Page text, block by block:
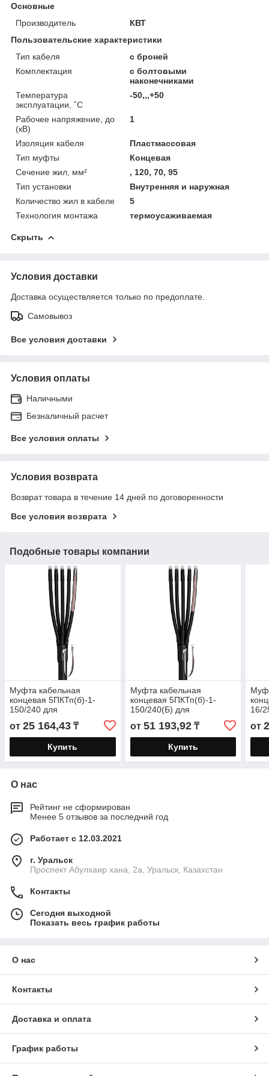
Основные
Производитель
КВТ
Пользовательские характеристики
Тип кабеля
с броней
Комплектация
с болтовыми
наконечниками
Температура
эксплуатации, ˚С
-50,,,+50
Рабочее напряжение, до
(кВ)
1
Изоляция кабеля
Пластмассовая
Тип муфты
Концевая
Сечение жил, мм²
, 120, 70, 95
Тип установки
Внутренняя и наружная
Количество жил в кабеле
5
Технология монтажа
термоусаживаемая
Скрыть
Условия доставки
Доставка осуществляется только по предоплате.
Самовывоз
Все условия доставки
Условия оплаты
Наличными
Безналичный расчет
Все условия оплаты
Условия возврата
Возврат товара в течение 14 дней по договоренности
Все условия возврата
Подобные товары компании
Муфта кабельная
концевая 5ПКТп(б)-1-
150/240 для
бронированных кабелей с
пластмассовой и ЭПР
изоляцией до 1кВ
от 25 164,43 ₸
Купить
Муфта кабельная
концевая 5ПКТп(б)-1-
150/240(Б) для
бронированных кабелей с
пластмассовой и ЭПР
изоляцией до
от 51 193,92₸
Купить
16/
от
О нас
Рейтинг не сформирован
Менее 5 отзывов за последний год
Работает с 12.03.2021
г. Уральск
Проспект Абулхаир хана, 2а, Уральск, Казахстан
Контакты
Сегодня выходной
Показать весь график работы
О нас
Контакты
Доставка и оплата
График работы